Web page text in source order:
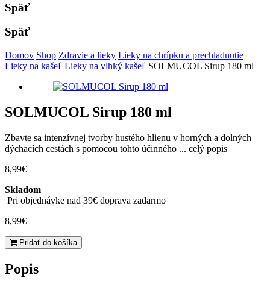
Späť
Späť
Domov Shop Zdravie a lieky Lieky na chrípku a prechladnutie
Lieky na kašeľ Lieky na vlhký kašeľ SOLMUCOL Sirup 180 ml
SOLMUCOL Sirup 180 ml
Zbavte sa intenzívnej tvorby hustého hlienu v horných a dolných
dýchacích cestách s pomocou tohto účinného ... celý popis
8,99€
Skladom
Pri objednávke nad 39€ doprava zadarmo
8,99€
množstvo
SOLMUCOL
Sirup
180
Pridať do košíka
Popis